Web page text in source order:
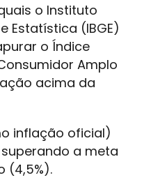
o Instituto
Estatística (IBGE)
o Índice
Amplo
acima da
inflação oficial)
a meta
(4,5%).